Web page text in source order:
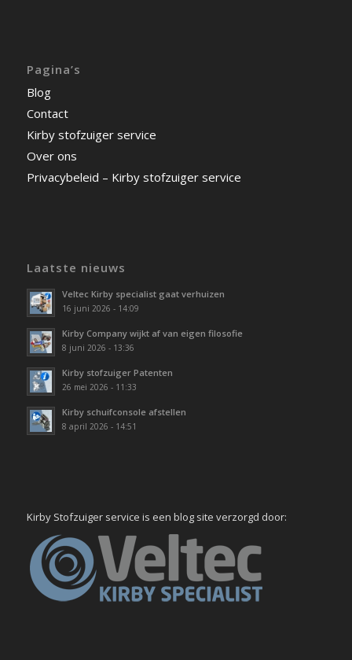
Pagina’s
Blog
Contact
Kirby stofzuiger service
Over ons
Privacybeleid – Kirby stofzuiger service
Laatste nieuws
Veltec Kirby specialist gaat verhuizen
16 juni 2026 - 14:09
Kirby Company wijkt af van eigen filosofie
8 juni 2026 - 13:36
Kirby stofzuiger Patenten
26 mei 2026 - 11:33
Kirby schuifconsole afstellen
8 april 2026 - 14:51
Kirby Stofzuiger service is een blog site verzorgd door: